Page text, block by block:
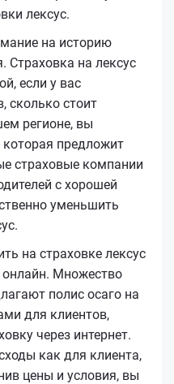
лексус.
на историю
Страховка на лексус
если у вас
сколько стоит
регионе, вы
предложит
страховые компании
с хорошей
уменьшить
на страховке лексус
Множество
полис осаго на
для клиентов,
через интернет.
как для клиента,
цены и условия, вы